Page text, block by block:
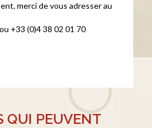
merci de vous adresser au
+33 (0)4 38 02 01 70
QUI PEUVENT